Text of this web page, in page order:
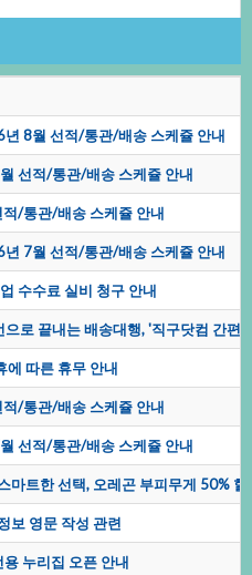
년8월선적/통관/배송스케쥴안내
선적/통관/배송스케쥴안내
/통관/배송스케쥴안내
년7월선적/통관/배송스케쥴안내
수수료실비청구안내
로끝내는배송대행,'직구닷컴간편
에따른휴무안내
/통관/배송스케쥴안내
선적/통관/배송스케쥴안내
마트한선택,오레곤부피무게50%할
보영문작성관련
누리집오픈안내